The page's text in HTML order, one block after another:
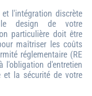
l'intégration discrète
design de votre
particulière doit être
maîtriser les coûts
réglementaire (RE
l'obligation d'entretien
et la sécurité de votre